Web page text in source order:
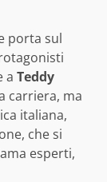
porta sul
a Teddy
carriera, ma
italiana,
che si
esperti,